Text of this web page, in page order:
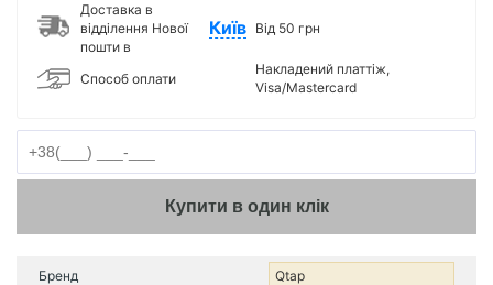
Доставка в
відділення Нової
пошти в
Київ Від 50 грн
Способ оплати
Накладений платтіж,
Visa/Mastercard
Купити в один клік
Бренд Qtap